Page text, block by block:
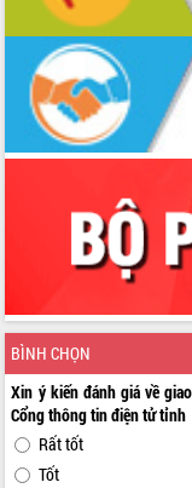
BÌNH CHỌN
Xin ý kiến đánh giá về
Cổng thông tin điện tử tỉnh
Rất tốt
Tốt